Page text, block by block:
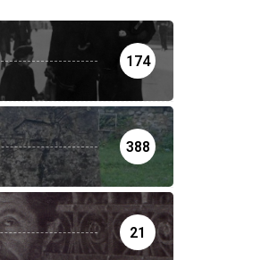
174
388
21